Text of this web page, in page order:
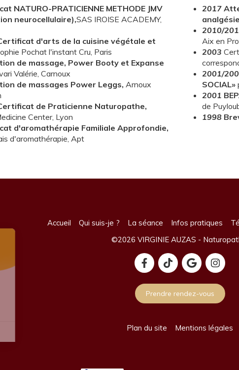
NATURO-PRATICIENNE METHODE JMV
neurocellulaire),SAS IROISE ACADEMY,
d'arts de la cuisine végétale et
Pochat l'instant Cru, Paris
de massage, Power Booty et Expanse
Valérie, Carnoux
de massages Power Leggs, Arnoux
de Praticienne Naturopathe,
Center, Lyon
d'aromathérapie Familiale Approfondie,
d'aromathérapie, Apt
2017
2010/
Aix en
2003
2001/
SOCIAL»
2001
de
1998
Accueil Qui suis-je ? La séance Infos pratiques
©2026 VIRGINIE AUZAS -
Prendre rendez-vous
Plan du site Mentions légales